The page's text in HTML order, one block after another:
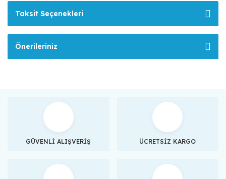
Taksit Seçenekleri
Önerileriniz
GÜVENLİ ALIŞVERİŞ ÜCRETSİZ KARGO